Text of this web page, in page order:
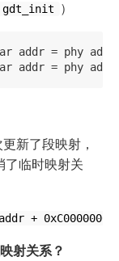
gdt_init ）
= phy addr
新了段映射，
了临时映射关
+ 0xC0000000
射关系？